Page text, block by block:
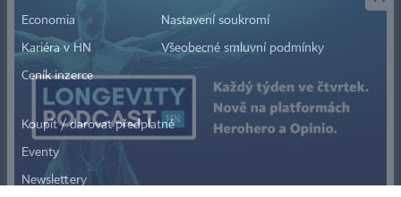
Economia
Kariéra v HN
Ceník inzerce
Nastavení soukromí
Všeobecné smluvní podmínky
Koupit / darovat předplatné
Eventy
Newslettery